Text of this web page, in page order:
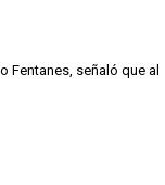
Fentanes, señaló que al